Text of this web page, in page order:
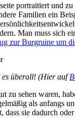
portraitiert und
Familien ein
Man muss sich
zur Burgruine um
es überall! (Hier auf
zu sehen waren,
als anfangs
sie dadurch